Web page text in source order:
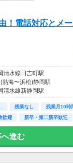
！電話対応とメ
清水線日吉町駅
海〜浜松)静岡駅
清水線新静岡駅
残業なし
残業月10時
歓迎 新卒・第二新卒歓迎
へ進む